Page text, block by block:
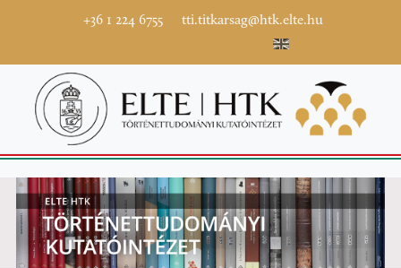
+36 1 224 6755 tti.titkarsag@htk.elte.hu